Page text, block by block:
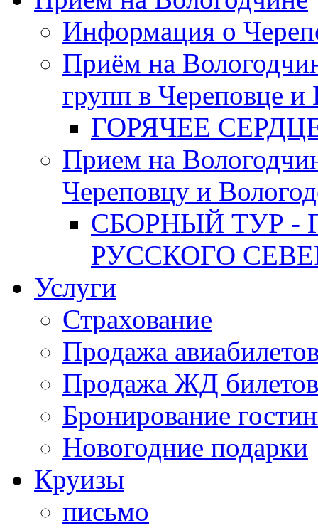
Информация о
Приём на
групп в Череповце и
ГОРЯЧЕЕ
Прием на
Череповцу и
СБОРНЫЙ ТУР -
РУССКОГО
Услуги
Страхование
Продажа
Продажа ЖД билетов
Бронирование
Новогодние подарки
Круизы
письмо